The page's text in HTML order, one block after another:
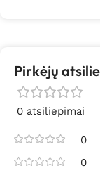
Pirkėjų
0 atsiliepimai
0
0